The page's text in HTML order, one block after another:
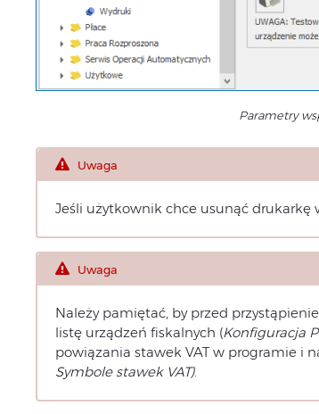
Parametry
Uwaga
Jeśli użytkownik chce usunąć drukarkę
Uwaga
Należy pamiętać, by przed
listę urządzeń fiskalnych (Konfiguracja
powiązania stawek VAT w programie i
Symbole stawek VAT).